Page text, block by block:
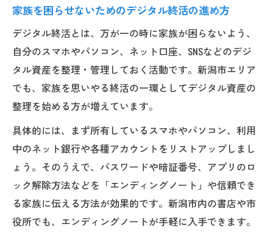
スマホと口座のパスワードを家族で共有す
る方法
デジタル遺品のパスワード解除トラブルを
防ぐ対策
遺品整理の現場で役立つID・PASSリスト作成
術
スマホや口座のデジタル遺品整理術
遺品整理でスマホや口座の安全な処理方法
を知る
デジタル遺品のデータ削除と初期化の流れ
パスワード解除やデータ移行時の注意事項
暗証番号を忘れた場合のデジタル遺品整理
家族を困らせないためのデジタル終活の進め方
デジタル終活とは、万が一の時に家族が困らないよう、
自分のスマホやパソコン、ネット口座、SNSなどのデジ
タル資産を整理・管理しておく活動です。新潟市エリア
でも、家族を思いやる終活の一環としてデジタル資産の
整理を始める方が増えています。
具体的には、まず所有しているスマホやパソコン、利用
中のネット銀行や各種アカウントをリストアップしまし
ょう。そのうえで、パスワードや暗証番号、アプリのロ
ック解除方法などを「エンディングノート」や信頼でき
る家族に伝える方法が効果的です。新潟市内の書店や市
役所でも、エンディングノートが手軽に入手できます。